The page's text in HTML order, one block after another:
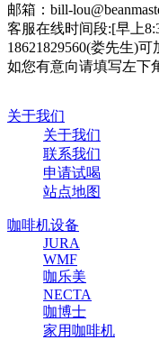
邮箱：bill-
客服在线时间段:[早上
18621829560(娄先生)
如您有意向请填写左下
关于我们
关于我们
联系我们
申请试喝
站点地图
咖啡机设备
JURA
WMF
咖乐美
NECTA
咖博士
家用咖啡机